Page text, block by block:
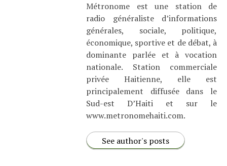
Métronome est une station de
radio généraliste d’informations
générales, sociale, politique,
économique, sportive et de débat, à
dominante parlée et à vocation
nationale. Station commerciale
privée Haitienne, elle est
principalement diffusée dans le
Sud-est D’Haiti et sur le
www.metronomehaiti.com.
See author's posts